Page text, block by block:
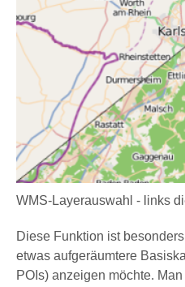
WMS-Layerauswahl - links
Diese Funktion ist
etwas aufgeräumtere
POIs) anzeigen möchte.